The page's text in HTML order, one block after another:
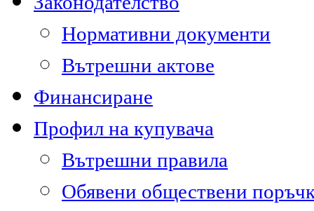
Нормативни документи
Вътрешни актове
Финансиране
Профил на купувача
Вътрешни правила
Обявени обществени